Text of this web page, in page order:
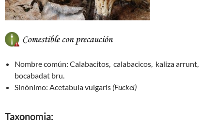
Nombre común: Calabacitos, calabacicos, kaliza arrunt,
bocabadat bru.
Sinónimo: Acetabula vulgaris (Fuckel)
Taxonomia: